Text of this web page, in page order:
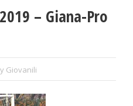
– Giana-Pro
Giovanili